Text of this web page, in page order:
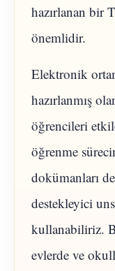
hazırlanan bir
önemlidir.
Elektronik
hazırlanmış
öğrencileri
öğrenme
dokümanları
destekleyici
kullanabiliriz.
evlerde ve